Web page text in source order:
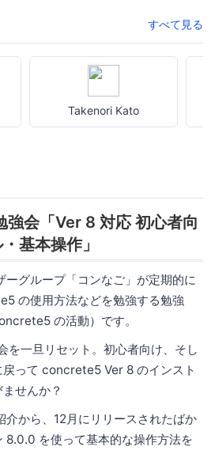
すべて見る
Takenori Kato
強会「Ver 8 対応 初心者向
基本操作」
グループ「コンなご」が定期的に
の使用方法などを勉強する勉強
の活動）です。
を一旦リセット。初心者向け、そし
って concrete5 Ver 8 のインスト
せんか？
から、12月にリリースされたばか
8.0.0 を使って基本的な操作方法を